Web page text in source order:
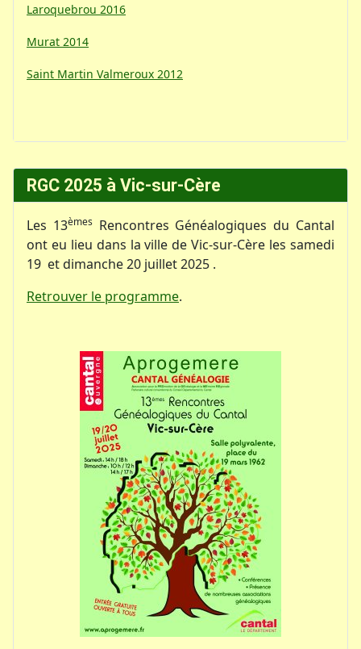
RGC 2025 à Vic-sur-Cère
Les 13èmes Rencontres Généalogiques du Cantal
ont eu lieu dans la ville de Vic-sur-Cère les samedi
19 et dimanche 20 juillet 2025 .
Retrouver le programme.
Laroquebrou 2016
Murat 2014
Saint Martin Valmeroux 2012